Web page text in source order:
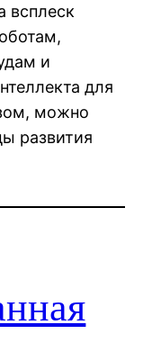
всплеск
и
для
можно
развития